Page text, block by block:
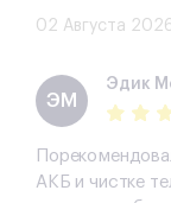
02 Августа
ЭМ
Эдик
АКБ и чистке